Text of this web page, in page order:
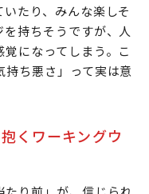
っていました。その場
たり、みんな楽しそ
を持ちそうですが、人
になってしまう。こ
くワーキングウ